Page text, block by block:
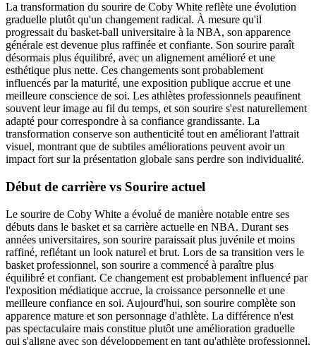
La transformation du sourire de Coby White reflète une évolution
graduelle plutôt qu'un changement radical. À mesure qu'il
progressait du basket-ball universitaire à la NBA, son apparence
générale est devenue plus raffinée et confiante. Son sourire paraît
désormais plus équilibré, avec un alignement amélioré et une
esthétique plus nette. Ces changements sont probablement
influencés par la maturité, une exposition publique accrue et une
meilleure conscience de soi. Les athlètes professionnels peaufinent
souvent leur image au fil du temps, et son sourire s'est naturellement
adapté pour correspondre à sa confiance grandissante. La
transformation conserve son authenticité tout en améliorant l'attrait
visuel, montrant que de subtiles améliorations peuvent avoir un
impact fort sur la présentation globale sans perdre son individualité.
Début de carrière vs Sourire actuel
Le sourire de Coby White a évolué de manière notable entre ses
débuts dans le basket et sa carrière actuelle en NBA. Durant ses
années universitaires, son sourire paraissait plus juvénile et moins
raffiné, reflétant un look naturel et brut. Lors de sa transition vers le
basket professionnel, son sourire a commencé à paraître plus
équilibré et confiant. Ce changement est probablement influencé par
l'exposition médiatique accrue, la croissance personnelle et une
meilleure confiance en soi. Aujourd'hui, son sourire complète son
apparence mature et son personnage d'athlète. La différence n'est
pas spectaculaire mais constitue plutôt une amélioration graduelle
qui s'aligne avec son développement en tant qu'athlète professionnel,